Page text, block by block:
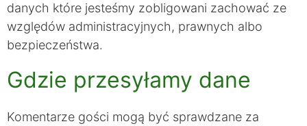
danych które jesteśmy zobligowani zachować ze
względów administracyjnych, prawnych albo
bezpieczeństwa.
Gdzie przesyłamy dane
Komentarze gości mogą być sprawdzane za